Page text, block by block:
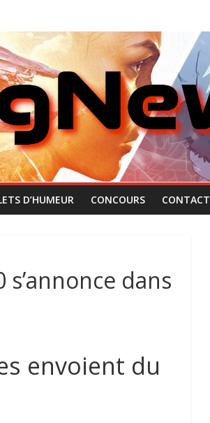
D’HUMEUR CONCOURS CONTACT
dans
envoient du